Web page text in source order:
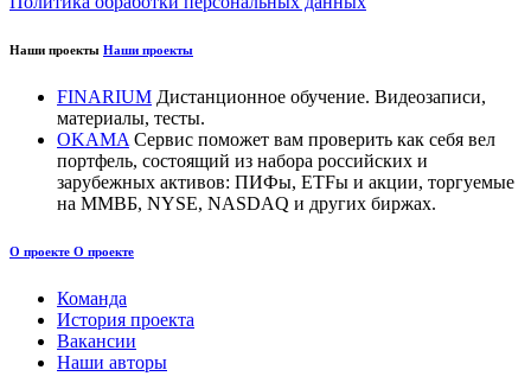
Наши проекты Наши проекты
FINARIUM Дистанционное обучение. Видеозаписи,
материалы, тесты.
OKAMA Сервис поможет вам проверить как себя вел
портфель, состоящий из набора российских и
зарубежных активов: ПИФы, ETFы и акции, торгуемые
на ММВБ, NYSE, NASDAQ и других биржах.
О проекте О проекте
Команда
История проекта
Вакансии
Наши авторы